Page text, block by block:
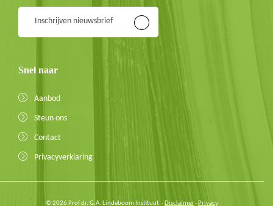
Inschrijven nieuwsbrief
Snel naar
Aanbod
Steun ons
Contact
Privacyverklaring
© 2026 Prof.dr. G.A. Lindeboom Instituut -Disclaimer-Privacy